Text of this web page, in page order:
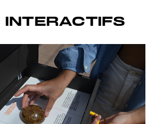
INTERACTIFS